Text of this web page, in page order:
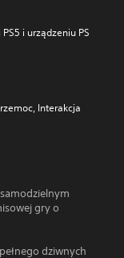
i urządzeniu PS
Interakcja
gry o
dziwnych